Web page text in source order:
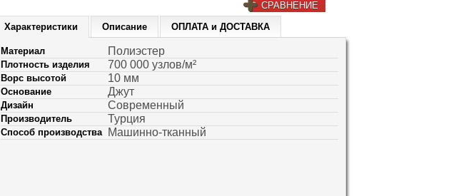
СРАВНЕНИЕ
Характеристики
Описание ОПЛАТА и ДОСТАВКА
Материал Полиэстер
Плотность изделия 700 000 узлов/м²
Ворс высотой 10 мм
Основание Джут
Дизайн Современный
Производитель Турция
Способ производства Машинно-тканный